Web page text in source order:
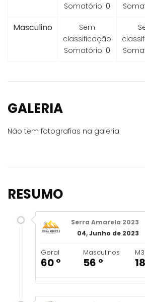
Somatório: 0
Masculino
Sem
classificação
Somatório: 0
GALERIA
Não tem fotografias na galeria
RESUMO
Serra Amarela 2023
04, Junho de 2023
Geral
60 º
Masculinos
56 º